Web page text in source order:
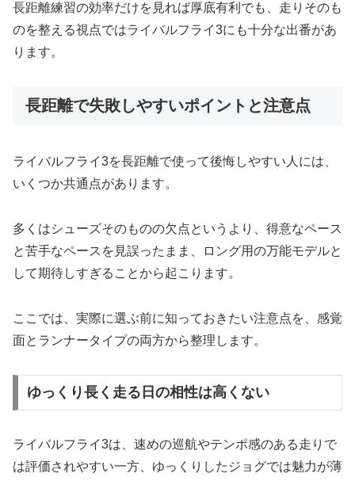
長距離練習の効率だけを見れば厚底有利でも、走りそのも
のを整える視点ではライバルフライ3にも十分な出番があ
ります。
長距離で失敗しやすいポイントと注意点
ライバルフライ3を長距離で使って後悔しやすい人には、
いくつか共通点があります。
多くはシューズそのものの欠点というより、得意なペース
と苦手なペースを見誤ったまま、ロング用の万能モデルと
して期待しすぎることから起こります。
ここでは、実際に選ぶ前に知っておきたい注意点を、感覚
面とランナータイプの両方から整理します。
ゆっくり長く走る日の相性は高くない
ライバルフライ3は、速めの巡航やテンポ感のある走りで
は評価されやすい一方、ゆっくりしたジョグでは魅力が薄